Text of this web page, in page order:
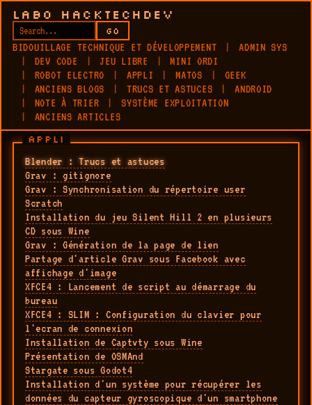
LABO HACKTECHDEV
GO
BIDOUILLAGE TECHNIQUE ET DÉVELOPPEMENT
ADMIN SYS
DEV CODE
JEU LIBRE
MINI ORDI
ROBOT ELECTRO
APPLI MATOS
GEEK
ANCIENS BLOGS
TRUCS ET ASTUCES
ANDROID
NOTE À TRIER
SYSTÈME EXPLOITATION
ANCIENS ARTICLES
APPLI
Blender : Trucs et astuces
Grav : gitignore
Grav : Synchronisation du répertoire user
Scratch
Installation du jeu Silent Hill 2 en plusieurs
CD sous Wine
Grav : Génération de la page de lien
Partage d'article Grav sous Facebook avec
affichage d'image
XFCE4 : Lancement de script au démarrage du
bureau
XFCE4 : SLIM : Configuration du clavier pour
l'ecran de connexion
Installation de Captvty sous Wine
Présentation de OSMAnd
Stargate sous Godot4
Installation d'un système pour récupérer les
données du capteur gyroscopique d'un smartphone